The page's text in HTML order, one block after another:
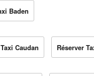
Baden
Caudan Réserver